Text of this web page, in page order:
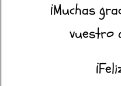
¡Muchas
vuestro